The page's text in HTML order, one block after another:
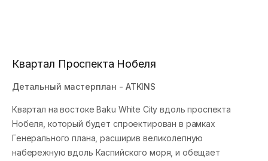
Квартал Проспекта Нобеля
Детальный мастерплан - ATKINS
Квартал на востоке Baku White City вдоль проспекта
Нобеля, который будет спроектирован в рамках
Генерального плана, расширив великолепную
набережную вдоль Каспийского моря, и обещает